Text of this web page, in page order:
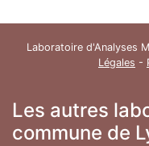
Laboratoire d'Analyses
Légales -
Les autres
commune de